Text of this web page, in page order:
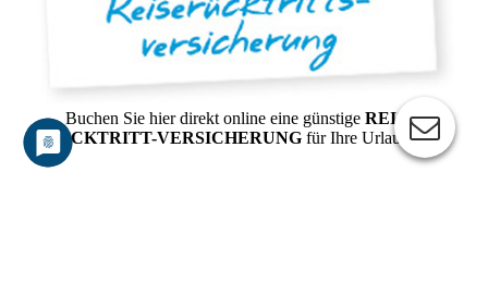
Buchen Sie hier direkt online eine günstige REISE-
RÜCKTRITT-VERSICHERUNGfür Ihre Urlaubszeit.